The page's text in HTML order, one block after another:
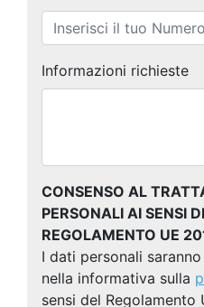
Informazioni richieste
CONSENSO AL
PERSONALI AI SENSI
REGOLAMENTO UE
I dati personali
nella informativa sulla
sensi del Regolamento